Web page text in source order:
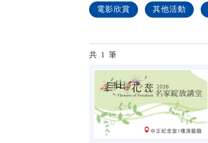
電影欣賞 其他活動
共 1 筆